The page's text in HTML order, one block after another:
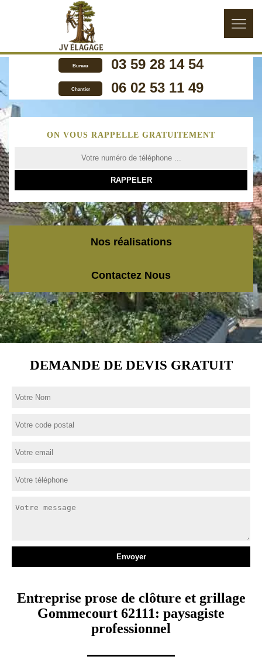
Bureau 03 59 28 14 54
Chantier 06 02 53 11 49
ON VOUS RAPPELLE GRATUITEMENT
Nos réalisations
Contactez Nous
DEMANDE DE DEVIS GRATUIT
Entreprise prose de clôture et grillage
Gommecourt 62111: paysagiste
professionnel